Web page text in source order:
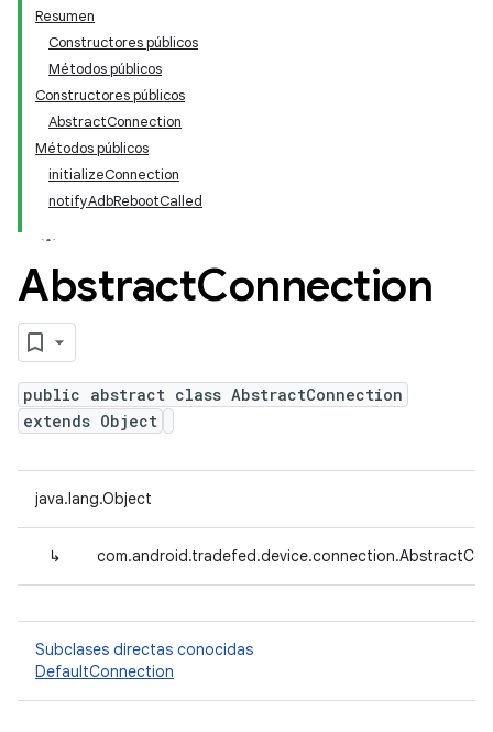
Resumen
Constructores públicos
Métodos públicos
Constructores públicos
AbstractConnection
Métodos públicos
initializeConnection
notifyAdbRebootCalled
AbstractConnection
public abstract class AbstractConnection
extends Object
java.lang.Object
↳
Subclases directas conocidas
DefaultConnection